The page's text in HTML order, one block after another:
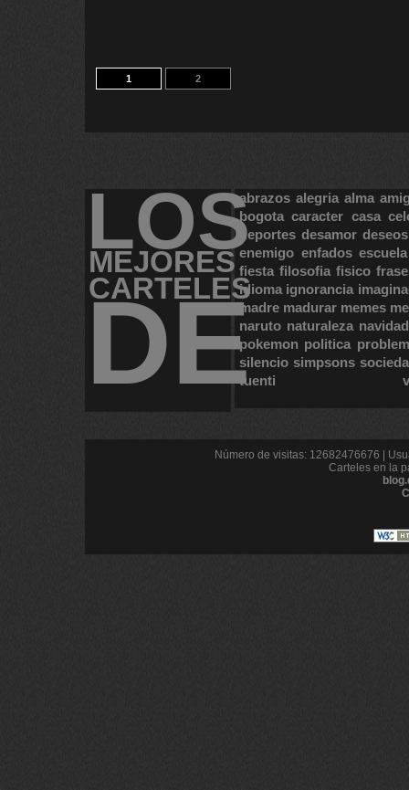
1 2
LOS
MEJORES
CARTELES
DE
abrazos alegria alma
bogota caracter casa
deportes desamor deseos
enemigo enfados escuela
fiesta filosofia fisico
idioma ignorancia
madre madurar memes
naruto naturaleza navidad
pokemon politica
silencio simpsons
tuenti
Número de visitas: 12682476676 |
Carteles en la